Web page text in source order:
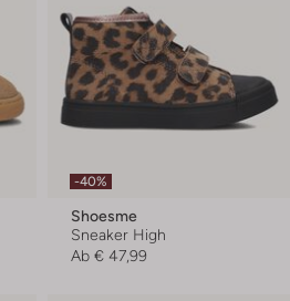
-40%
Shoesme
Sneaker High
Ab € 47,99